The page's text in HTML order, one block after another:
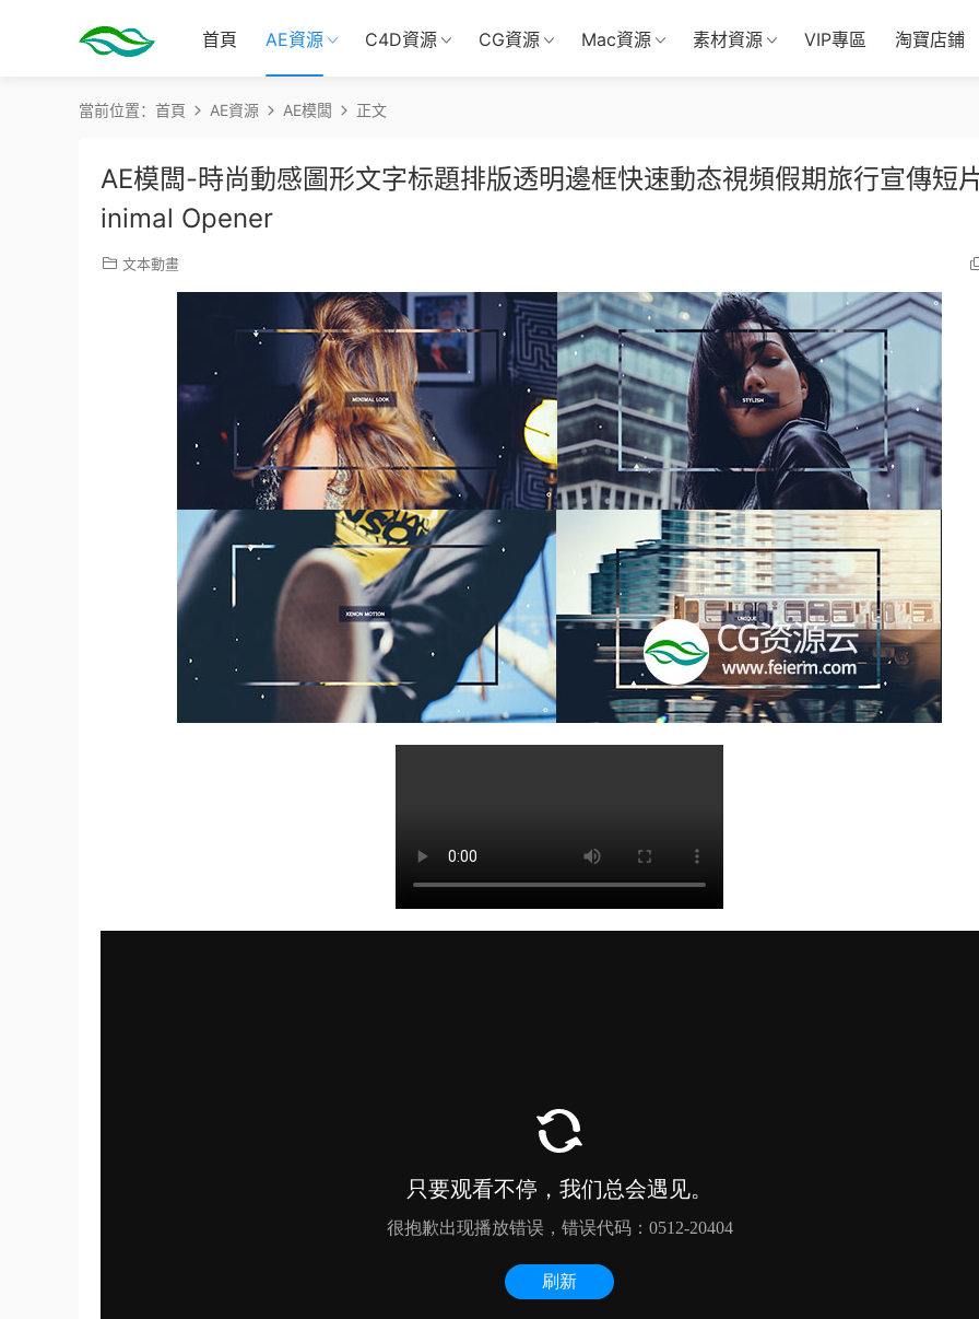
首頁 AE資源 C4D資源 CG資源 Mac資源 素材資源 VIP專區 淘寶店鋪
當前位置： 首頁 AE資源 AE模闆 正文
AE模闆-時尚動感圖形文字标題排版透明邊框快速動态視頻假期旅行宣傳短
inimal Opener
文本動畫